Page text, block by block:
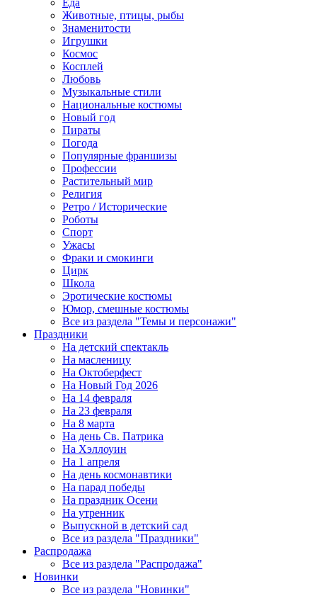
Еда
Животные, птицы, рыбы
Знаменитости
Игрушки
Космос
Косплей
Любовь
Музыкальные стили
Национальные костюмы
Новый год
Пираты
Погода
Популярные франшизы
Профессии
Растительный мир
Религия
Ретро / Исторические
Роботы
Спорт
Ужасы
Фраки и смокинги
Цирк
Школа
Эротические костюмы
Юмор, смешные костюмы
Все из раздела "Темы и персонажи"
Праздники
На детский спектакль
На масленицу
На Октоберфест
На Новый Год 2026
На 14 февраля
На 23 февраля
На 8 марта
На день Св. Патрика
На Хэллоуин
На 1 апреля
На день космонавтики
На парад победы
На праздник Осени
На утренник
Выпускной в детский сад
Все из раздела "Праздники"
Распродажа
Все из раздела "Распродажа"
Новинки
Все из раздела "Новинки"